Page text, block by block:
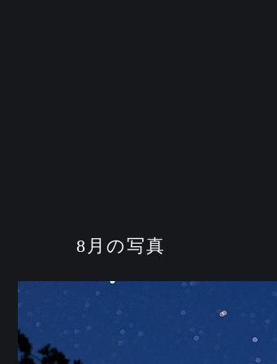
8月の写真